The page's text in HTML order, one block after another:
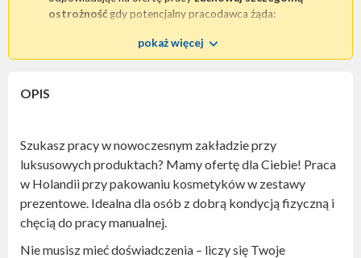
ostrożność gdy potencjalny pracodawca żąda:
przesłania skanu / kopii dowodu osobistego
Zwróć szczególną uwagęczy oferta pracy zawiera
niezbędne dane kontaktowe pozwalające jednoznacznie
zidentyfikować pracodawcę;
numer telefonu,
adres e-mail (najlepiej w domenie firmowej, a nie
darmowy - typu: @gmail.com, @wp.pl, @o2.pl, itp.),
pokaż więcej
OPIS
Szukasz pracy w nowoczesnym zakładzie przy
luksusowych produktach? Mamy ofertę dla Ciebie! Praca
w Holandii przy pakowaniu kosmetyków w zestawy
prezentowe. Idealna dla osób z dobrą kondycją fizyczną i
chęcią do pracy manualnej.
Nie musisz mieć doświadczenia – liczy się Twoje